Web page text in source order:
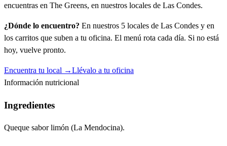
encuentras en The Greens, en nuestros locales de Las Condes.
¿Dónde lo encuentro? En nuestros 5 locales de Las Condes y en
los carritos que suben a tu oficina. El menú rota cada día. Si no está
hoy, vuelve pronto.
Encuentra tu local →Llévalo a tu oficina
Información nutricional
Ingredientes
Queque sabor limón (La Mendocina).